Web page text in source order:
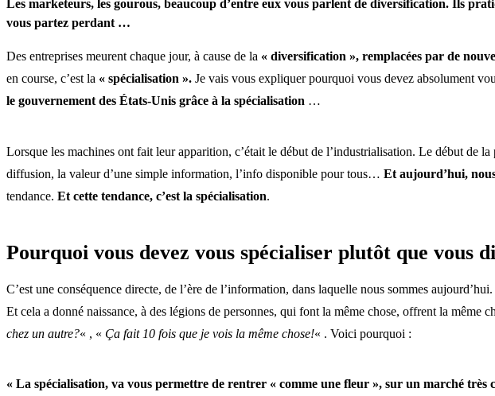
Les marketeurs, les gourous, beaucoup d’entre eux vous parlent de diversification. Ils
vous partez perdant …
Des entreprises meurent chaque jour, à cause de la « diversification », remplacées par de
en course, c’est la « spécialisation ». Je vais vous expliquer pourquoi vous devez absolument
le gouvernement des États-Unis grâce à la spécialisation …
Lorsque les machines ont fait leur apparition, c’était le début de l’industrialisation. Le début de
diffusion, la valeur d’une simple information, l’info disponible pour tous… Et aujourd’hui,
tendance. Et cette tendance, c’est la spécialisation.
Pourquoi vous devez vous spécialiser plutôt que vous
C’est une conséquence directe, de l’ère de l’information, dans laquelle nous sommes
Et cela a donné naissance, à des légions de personnes, qui font la même chose, offrent la même
chez un autre?« , « Ça fait 10 fois que je vois la même chose!« . Voici pourquoi :
« La spécialisation, va vous permettre de rentrer « comme une fleur », sur un marché très